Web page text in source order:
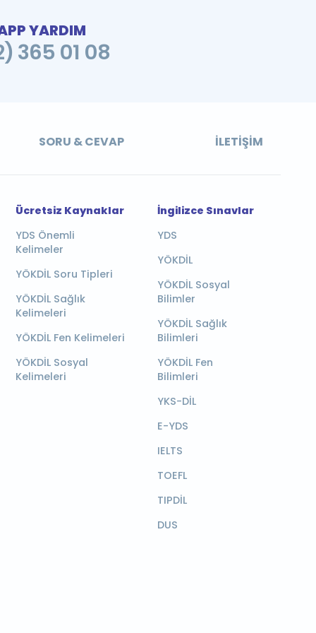
YARDIM
365 01 08
SORU & CEVAP İLETIŞIM
Ücretsiz Kaynaklar
YDS Önemli
Kelimeler
YÖKDİL Soru Tipleri
YÖKDİL Sağlık
Kelimeleri
YÖKDİL Fen Kelimeleri
YÖKDİL Sosyal
Kelimeleri
İngilizce Sınavlar
YDS
YÖKDİL
YÖKDİL Sosyal
Bilimler
YÖKDİL Sağlık
Bilimleri
YÖKDİL Fen
Bilimleri
YKS-DİL
E-YDS
IELTS
TOEFL
TIPDİL
DUS